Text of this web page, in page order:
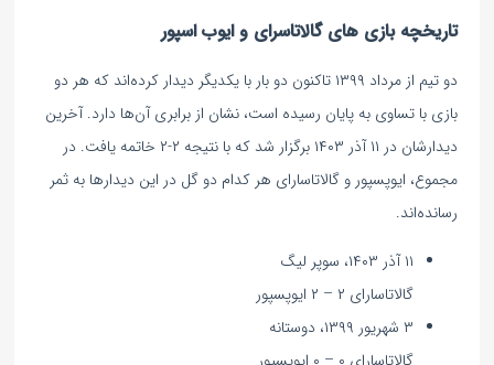
تاریخچه بازی های گالاتاسرای و ایوب اسپور
دو تیم از مرداد ۱۳۹۹ تاکنون دو بار با یکدیگر دیدار کرده‌اند که هر دو
بازی با تساوی به پایان رسیده است، نشان از برابری آن‌ها دارد. آخرین
دیدارشان در ۱۱ آذر ۱۴۰۳ برگزار شد که با نتیجه ۲-۲ خاتمه یافت. در
مجموع، ایوپسپور و گالاتاسارای هر کدام دو گل در این دیدارها به ثمر
رسانده‌اند.
۱۱ آذر ۱۴۰۳، سوپر لیگ
گالاتاسارای ۲ – ۲ ایوپسپور
۳ شهریور ۱۳۹۹، دوستانه